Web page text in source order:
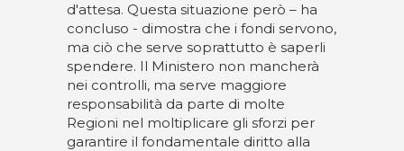
d'attesa. Questa situazione però – ha
concluso - dimostra che i fondi servono,
ma ciò che serve soprattutto è saperli
spendere. Il Ministero non mancherà
nei controlli, ma serve maggiore
responsabilità da parte di molte
Regioni nel moltiplicare gli sforzi per
garantire il fondamentale diritto alla